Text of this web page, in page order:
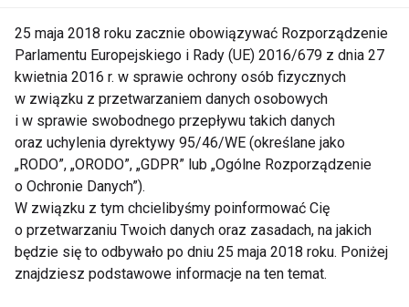
bezpieczeństwa podczas
intensywnego wysiłku.
Funkcje komputera– możliwość
monitorowania tętna, dystansu oraz
spalonych kalorii pozwala na bieżąco
śledzić postępy i utrzymać motywację.
Praktyczne wskazówki dla
początkujących i
zaawansowanych
25 maja 2018 roku zacznie obowiązywać Rozporządzenie
Parlamentu Europejskiego i Rady (UE) 2016/679 z dnia 27
kwietnia 2016 r. w sprawie ochrony osób fizycznych
w związku z przetwarzaniem danych osobowych
i w sprawie swobodnego przepływu takich danych
oraz uchylenia dyrektywy 95/46/WE (określane jako
„RODO”, „ORODO”, „GDPR” lub „Ogólne Rozporządzenie
o Ochronie Danych”).
W związku z tym chcielibyśmy poinformować Cię
o przetwarzaniu Twoich danych oraz zasadach, na jakich
będzie się to odbywało po dniu 25 maja 2018 roku. Poniżej
znajdziesz podstawowe informacje na ten temat.